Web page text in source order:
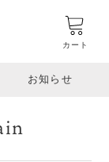
カート
お知らせ